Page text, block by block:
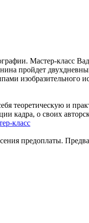
Мастер-класс
пройдет
изобразительного
теоретическую и
кадра, о своих
класс
предоплаты.